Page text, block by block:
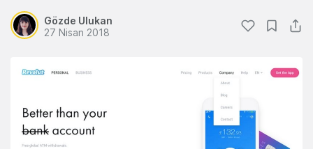
Gözde Ulukan
27 Nisan 2018